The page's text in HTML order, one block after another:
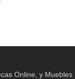
Online, y Muebles